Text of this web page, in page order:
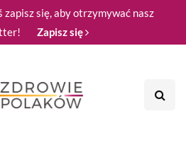
zapisz się, aby otrzymywać nasz
Zapisz się